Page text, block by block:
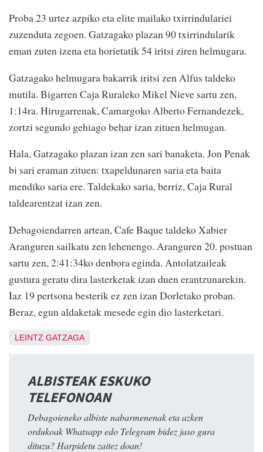
Proba 23 urtez azpiko eta elite mailako txirrindulariei
zuzenduta zegoen. Gatzagako plazan 90 txirrindularik
eman zuten izena eta horietatik 54 iritsi ziren helmugara.
Gatzagako helmugara bakarrik iritsi zen Alfus taldeko
mutila. Bigarren Caja Ruraleko Mikel Nieve sartu zen,
1:14ra. Hirugarrenak, Camargoko Alberto Fernandezek,
zortzi segundo gehiago behar izan zituen helmugan.
Hala, Gatzagako plazan izan zen sari banaketa. Jon Penak
bi sari eraman zituen: txapeldunaren saria eta baita
mendiko saria ere. Taldekako saria, berriz, Caja Rural
taldearentzat izan zen.
Debagoiendarren artean, Cafe Baque taldeko Xabier
Aranguren sailkatu zen lehenengo. Aranguren 20. postuan
sartu zen, 2:41:34ko denbora eginda. Antolatzaileak
gustura geratu dira lasterketak izan duen erantzunarekin.
Iaz 19 pertsona besterik ez zen izan Dorletako proban.
Beraz, egun aldaketak mesede egin dio lasterketari.
LEINTZ GATZAGA
ALBISTEAK ESKUKO
TELEFONOAN
Debagoieneko albiste nabarmenenak eta azken
ordukoak Whatsapp edo Telegram bidez jaso gura
dituzu? Harpidetu zaitez doan!